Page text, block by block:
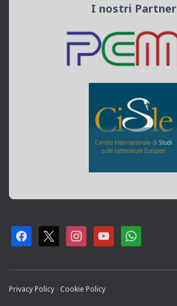
I nostri Partner
C
E
S
T
U
T
W
A
Privacy Policy - Cookie Policy